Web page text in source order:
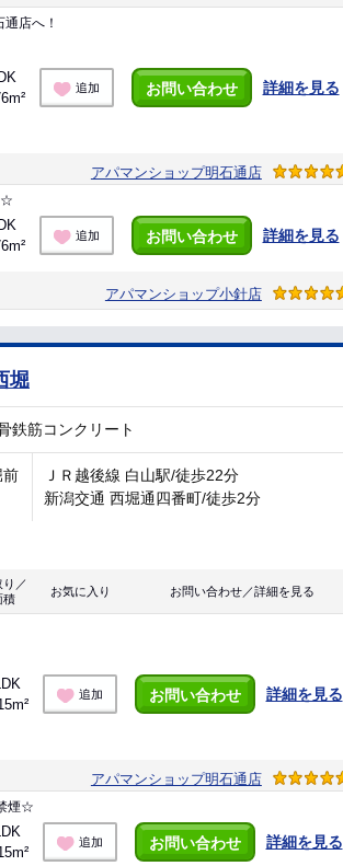
店へ！
追加 お問い合わせ 詳細を見る
アパマンショップ明石通店
☆
追加 お問い合わせ 詳細を見る
アパマンショップ小針店
堀
鉄筋コンクリート
前
ＪＲ越後線 白山駅/徒歩22分
新潟交通 西堀通四番町/徒歩2分
り／
積
お気に入り お問い合わせ／詳細を見る
追加 お問い合わせ 詳細を見る
アパマンショップ明石通店
煙☆
追加 お問い合わせ 詳細を見る